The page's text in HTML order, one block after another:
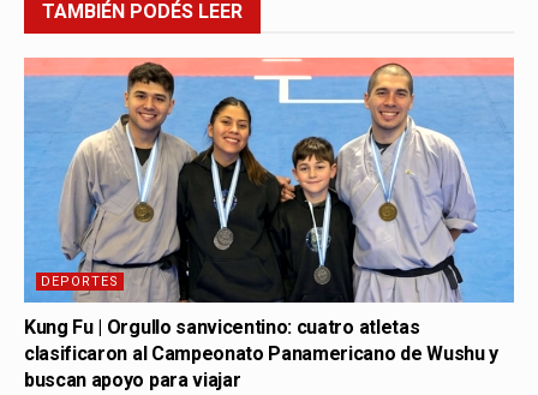
TAMBIÉN PODÉS LEER
DEPORTES
Kung Fu | Orgullo sanvicentino: cuatro atletas
clasificaron al Campeonato Panamericano de Wushu y
buscan apoyo para viajar